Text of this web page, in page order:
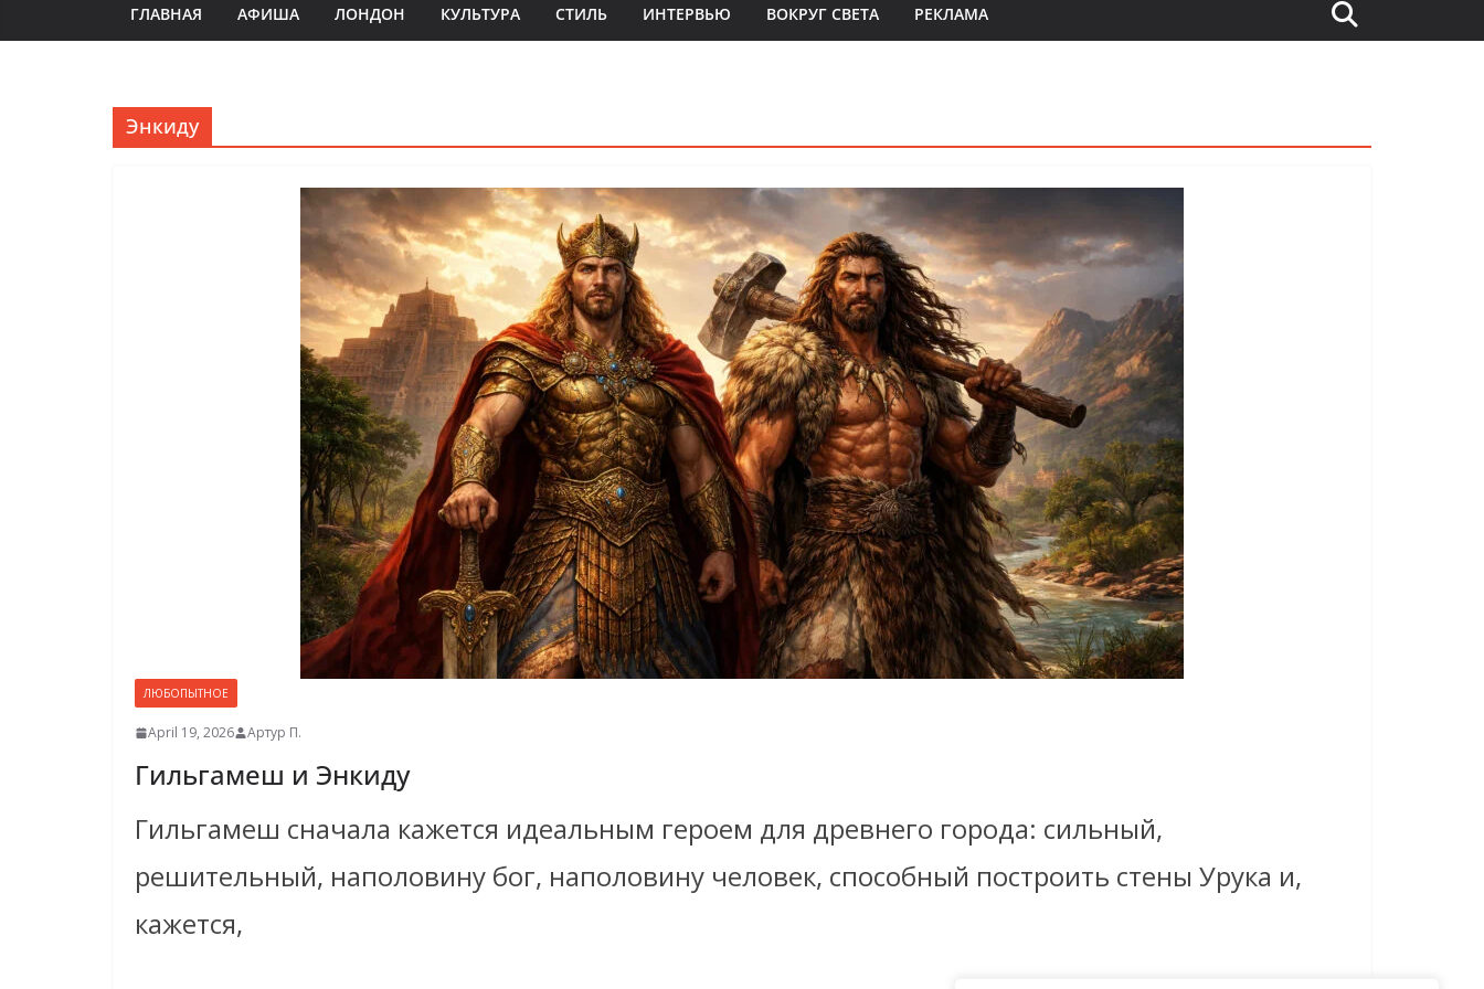
ГЛАВНАЯ АФИША ЛОНДОН КУЛЬТУРА СТИЛЬ ИНТЕРВЬЮ ВОКРУГ СВЕТА РЕКЛАМА
Энкиду
ЛЮБОПЫТНОЕ
April 19, 2026 Артур П.
Гильгамеш и Энкиду
Гильгамеш сначала кажется идеальным героем для древнего города: сильный,
решительный, наполовину бог, наполовину человек, способный построить стены Урука и,
кажется,